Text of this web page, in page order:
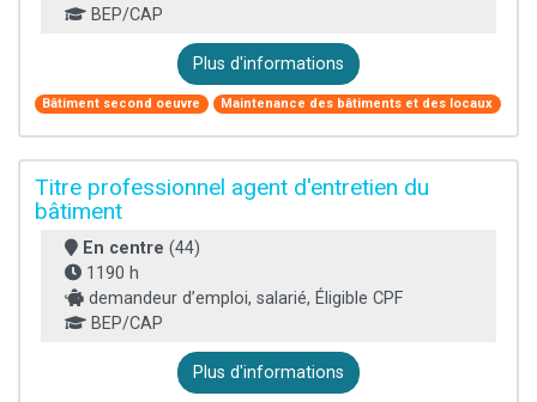
BEP/CAP
Plus d'informations
Bâtiment second oeuvre Maintenance des bâtiments et des locaux
Titre professionnel agent d'entretien du
bâtiment
En centre (44)
1190 h
demandeur d’emploi, salarié, Éligible CPF
BEP/CAP
Plus d'informations